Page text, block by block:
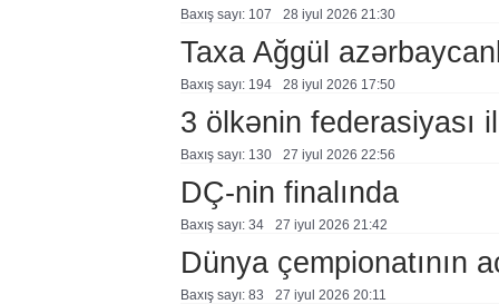
Baxış sayı: 107 28 i̇yul 2026 21:30
Taxa Ağgül
Baxış sayı: 194 28 i̇yul 2026 17:50
3 ölkənin federasiyası
Baxış sayı: 130 27 i̇yul 2026 22:56
DÇ-nin finalında
Baxış sayı: 34 27 i̇yul 2026 21:42
Dünya çempionatının
Baxış sayı: 83 27 i̇yul 2026 20:11